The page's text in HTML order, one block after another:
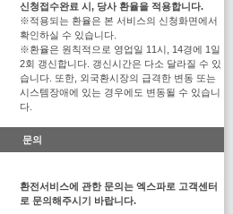
신청접수완료 시, 당사 환율을 적용합니다.
※적용되는 환율은 본 서비스의 신청화면에서
확인하실 수 있습니다.
※환율은 원칙적으로 영업일 11시, 14경에 1일
2회 갱신합니다. 갱신시간은 다소 달라질 수 있
습니다. 또한, 외국환시장의 급격한 변동 또는
시스템장애에 있는 경우에도 변동될 수 있습니
다.
문의
환전서비스에 관한 문의는 엑스파로 고객센터
로 문의해주시기 바랍니다.